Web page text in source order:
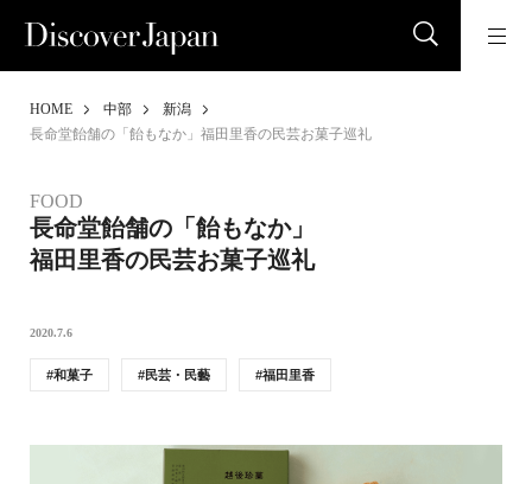
HOME 中部
新潟
長命堂飴舗の「飴もなか」福田里香の民芸お菓子巡礼
FOOD
長命堂飴舗の「飴もなか」
福田里香の民芸お菓子巡礼
2020.7.6
和菓子 民芸・民藝 福田里香